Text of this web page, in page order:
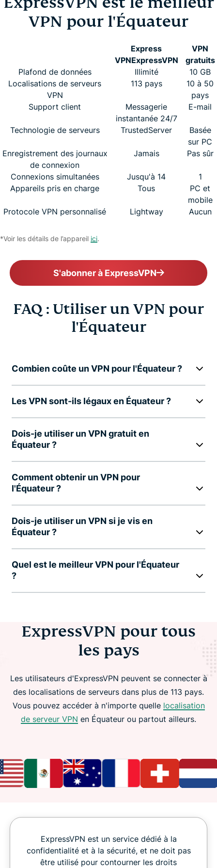
VPN pour l'Équateur
Express
VPNExpressVPN
VPN
gratuits
Plafond de données
Illimité
10 GB
Localisations de serveurs
VPN
113 pays
10 à 50
pays
Support client
Messagerie
instantanée 24/7
E-mail
Technologie de serveurs TrustedServer
Basée
sur PC
Enregistrement des journaux
de connexion
Jamais Pas sûr
Connexions simultanées Jusqu'à 14
1
Appareils pris en charge
Tous
PC et
mobile
Protocole VPN personnalisé
Lightway Aucun
*Voir les détails de l’appareil ici.
S'abonner à ExpressVPN
FAQ : Utiliser un VPN pour
l'Équateur
Combien coûte un VPN pour l'Équateur ?
Les VPN sont-ils légaux en Équateur ?
Dois-je utiliser un VPN gratuit en
Équateur ?
Comment obtenir un VPN pour
l'Équateur ?
Dois-je utiliser un VPN si je vis en
Équateur ?
Quel est le meilleur VPN pour l'Équateur
?
ExpressVPN pour tous
les pays
Les utilisateurs d'ExpressVPN peuvent se connecter à
des localisations de serveurs dans plus de 113 pays.
Vous pouvez accéder à n'importe quelle localisation
de serveur VPN en Équateur ou partout ailleurs.
ExpressVPN est un service dédié à la
confidentialité et à la sécurité, et ne doit pas
être utilisé pour contourner les droits